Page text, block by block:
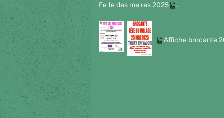
Fe te des me res 2025
Affiche brocante